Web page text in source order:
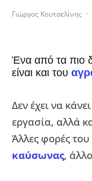
Γιώργος Κουτσελίνης ·
Ένα από τα πιο
είναι και του
Δεν έχει να
εργασία, αλλά
Άλλες φορές
καύσωνας,